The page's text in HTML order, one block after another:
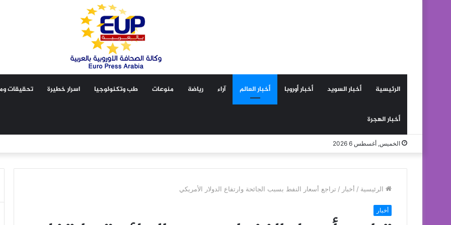
الرئيسية أخبار السويد أخبار أوروبا أخبار العالم آراء رياضة منوعات طب وتكنولوجيا اسرار خطيرة تحقيقات
أخبار الهجرة
الخميس, أغسطس 6 2026
الرئيسية / أخبار / تراجع أسعار النفط بسبب الجائحة وارتفاع الدولار الأمريكي
أخبار